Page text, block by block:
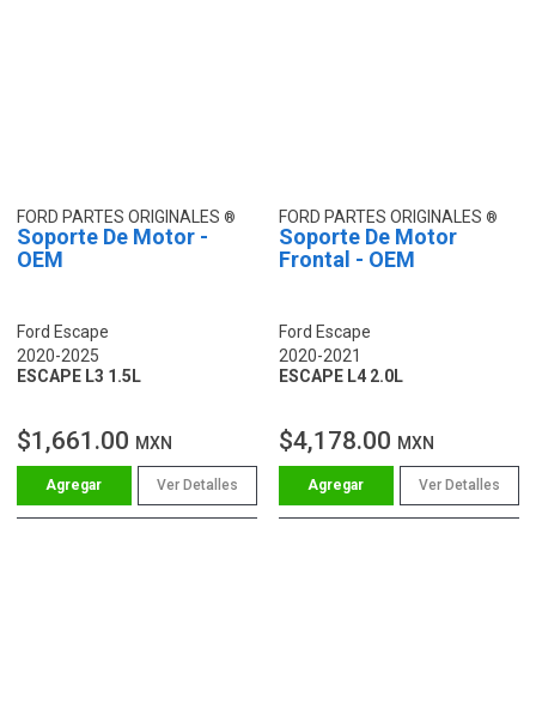
FORD PARTES ORIGINALES
Soporte De Motor -
OEM
Ford Escape
2020-2025
ESCAPE L3 1.5L
$1,661.00 MXN
Ver Detalles
FORD PARTES ORIGINALES
Soporte De Motor
Frontal - OEM
Ford Escape
2020-2021
ESCAPE L4 2.0L
$4,178.00 MXN
Ver Detalles